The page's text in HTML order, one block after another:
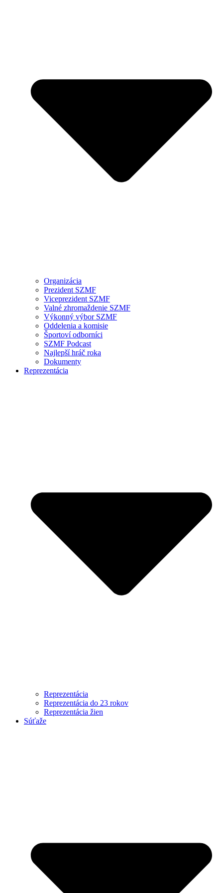
Organizácia
Prezident SZMF
Viceprezident SZMF
Valné zhromaždenie SZMF
Výkonný výbor SZMF
Oddelenia a komisie
Športoví odborníci
SZMF Podcast
Najlepší hráč roka
Dokumenty
Reprezentácia
Reprezentácia
Reprezentácia do 23 rokov
Reprezentácia žien
Súťaže